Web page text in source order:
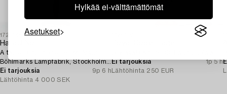
Hylkää ei-välttämättömät
Asetukset
1725144
Harald Notini
A table lamp model 6932, Arvid
Böhlmarks Lampfabrik, Stockholm,
1920s.
Ei tarjouksia
9p 6 h
Lähtöhinta 4 000 SEK
Ei tarjouksia
1p 5 h
Lähtöhinta 250 EUR